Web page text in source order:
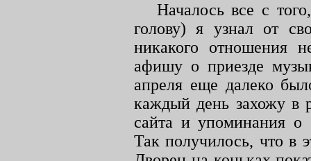
Началось все с
голову) я узнал от
никакого отношения
афишу о приезде
апреля еще далеко
каждый день захожу в
сайта и упоминания о
Так получилось, что в